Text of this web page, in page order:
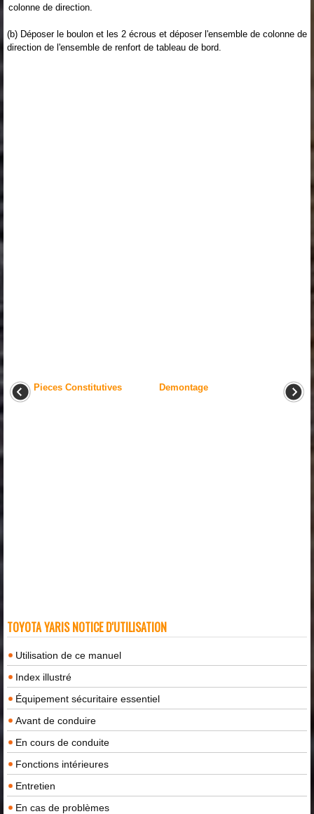
colonne de direction.
(b) Déposer le boulon et les 2 écrous et déposer l'ensemble de colonne de
direction de l'ensemble de renfort de tableau de bord.
Pieces Constitutives Demontage
TOYOTA YARIS NOTICE D'UTILISATION
Utilisation de ce manuel
Index illustré
Équipement sécuritaire essentiel
Avant de conduire
En cours de conduite
Fonctions intérieures
Entretien
En cas de problèmes